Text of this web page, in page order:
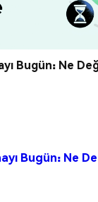
Bugün: Ne
Bugün: Ne